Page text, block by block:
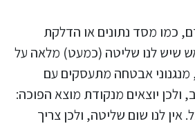
כמו מסד נתונים או הדלקת
שיש לנו שליטה (כמעט) מלאה על
אבטחה מתעסקים עם
יוצאים מנקודת מוצא הפוכה:
אין לנו שום שליטה, ולכן צריך